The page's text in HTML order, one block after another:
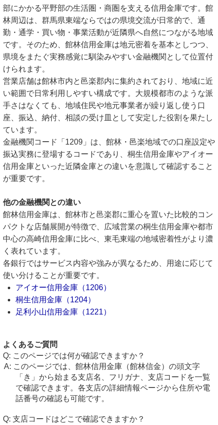
部にかかる平野部の生活圏・商圏を支える信用金庫です。館
林周辺は、群馬県東端ならではの県境交流が日常的で、通
勤・通学・買い物・事業活動が近隣県へ自然につながる地域
です。そのため、館林信用金庫は地元密着を基本としつつ、
県境をまたぐ実務感覚に馴染みやすい金融機関として位置付
けられます。
営業店舗は館林市内と邑楽郡内に集約されており、地域に近
い範囲で日常利用しやすい構成です。大規模都市のような派
手さはなくても、地域住民や地元事業者が繰り返し使う口
座、振込、納付、相談の受け皿として安定した役割を果たし
ています。
金融機関コード「1209」は、館林・邑楽地域での口座設定や
振込実務に登場するコードであり、桐生信用金庫やアイオー
信用金庫といった近隣金庫との違いを意識して確認すること
が重要です。
他の金融機関との違い
館林信用金庫は、館林市と邑楽郡に重心を置いた比較的コン
パクトな店舗展開が特徴で、広域営業の桐生信用金庫や都市
中心の高崎信用金庫に比べ、東毛東端の地域密着性がより濃
く表れています。
各銀行ではサービス内容や強みが異なるため、用途に応じて
使い分けることが重要です。
アイオー信用金庫（1206）
桐生信用金庫（1204）
足利小山信用金庫（1221）
よくあるご質問
このページでは何が確認できますか？
このページでは、館林信用金庫（館林信金）の頭文字
「き」から始まる支店名、フリガナ、支店コードを一覧
で確認できます。各支店の詳細情報ページから住所や電
話番号の確認も可能です。
支店コードはどこで確認できますか？